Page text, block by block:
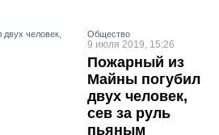
Общество
9 июля 2019, 15:26
Пожарный из
Майны погубил
двух человек,
сев за руль
пьяным